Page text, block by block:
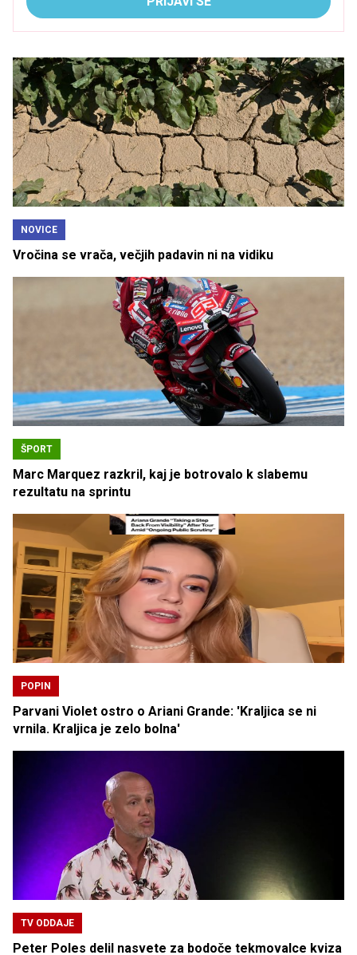
NOVICE
Vročina se vrača, večjih padavin ni na vidiku
ŠPORT
Marc Marquez razkril, kaj je botrovalo k slabemu
rezultatu na sprintu
POPIN
Parvani Violet ostro o Ariani Grande: 'Kraljica se ni
vrnila. Kraljica je zelo bolna'
TV ODDAJE
Peter Poles delil nasvete za bodoče tekmovalce kviza